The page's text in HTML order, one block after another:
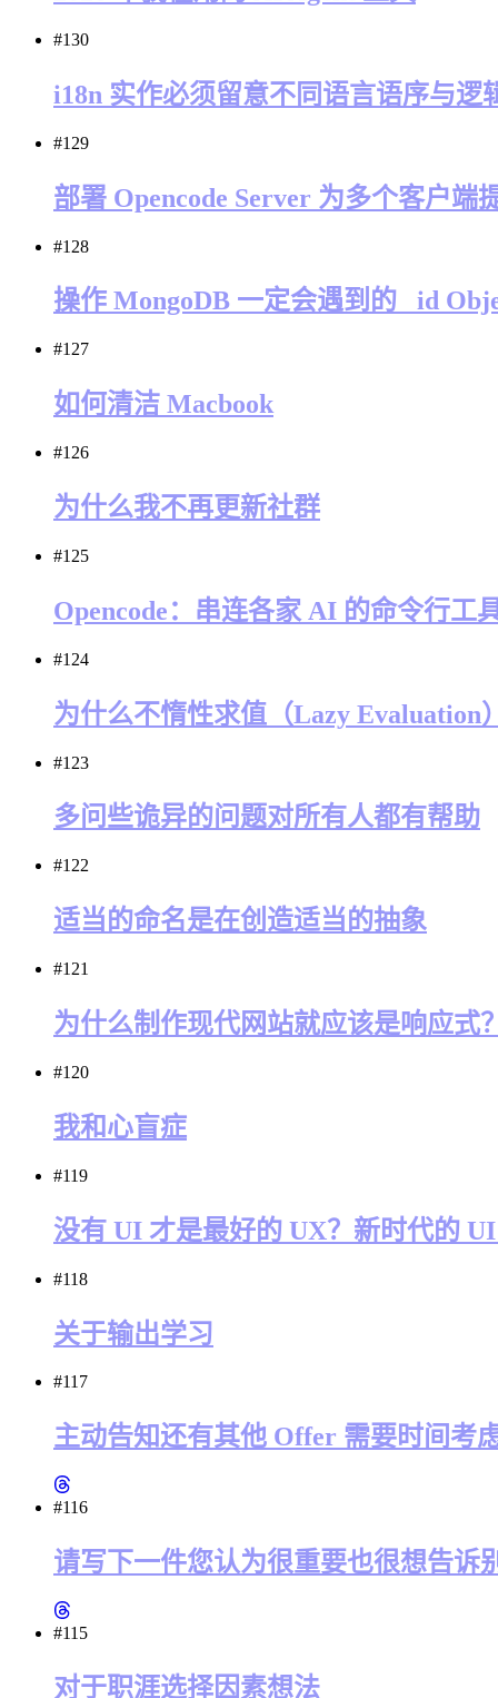
#130
i18n 实作必须留意不同语言语序与逻
#129
部署 Opencode Server 为多个客户端
#128
操作 MongoDB 一定会遇到的 _id
#127
如何清洁 Macbook
#126
为什么我不再更新社群
#125
Opencode：串连各家 AI 的命令行工
#124
为什么不惰性求值（Lazy Evaluation
#123
多问些诡异的问题对所有人都有帮助
#122
适当的命名是在创造适当的抽象
#121
为什么制作现代网站就应该是响应式？
#120
我和心盲症
#119
没有 UI 才是最好的 UX？新时代的 UI
#118
关于输出学习
#117
主动告知还有其他 Offer 需要时间考
#116
请写下一件您认为很重要也很想告诉
#115
对于职涯选择因素想法